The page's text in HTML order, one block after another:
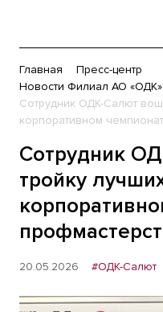
Главная
Пресс-центр
Новости Филиал АО
Сотрудник ОДК-Салют
корпоративном
Сотрудник
тройку
20.05.2026 #ОДК-Салют